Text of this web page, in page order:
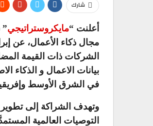
شارك
أعلنت “مايكروستراتيجي”
مجال ذكاء الأعمال، عن
الشركات ذات القيمة
بيانات الاعمال و الذكاء
في الشرق الأوسط
وتهدف الشراكة إلى
التوصيات العالمية